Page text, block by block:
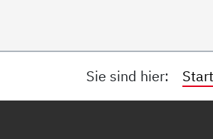
Sie sind hier: